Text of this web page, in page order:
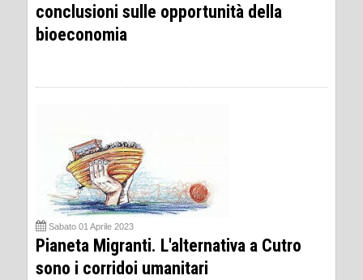
conclusioni sulle opportunità della
bioeconomia
Sabato 01 Aprile 2023
Pianeta Migranti. L'alternativa a Cutro
sono i corridoi umanitari